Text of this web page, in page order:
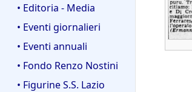
• Editoria - Media
• Eventi giornalieri
• Eventi annuali
• Fondo Renzo Nostini
• Figurine S.S. Lazio